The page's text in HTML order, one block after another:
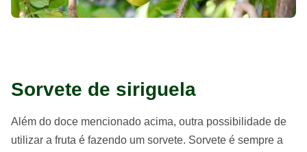
Sorvete de siriguela
Além do doce mencionado acima, outra possibilidade de
utilizar a fruta é fazendo um sorvete. Sorvete é sempre a